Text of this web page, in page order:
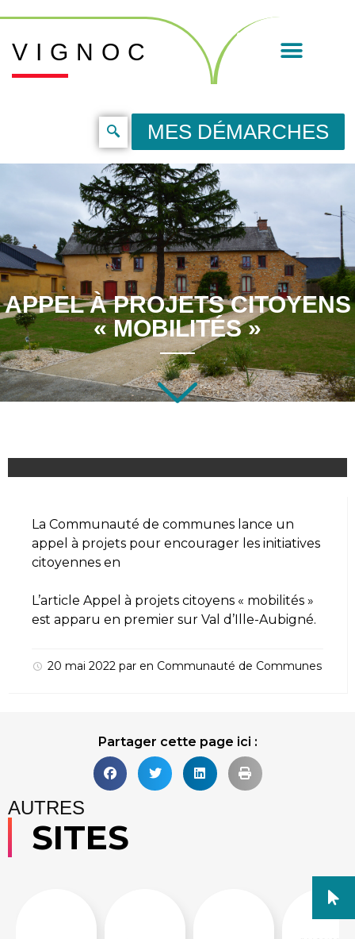
VIGNOC
MES DÉMARCHES
APPEL À PROJETS CITOYENS
« MOBILITÉS »
La Communauté de communes lance un
appel à projets pour encourager les initiatives
citoyennes en
L’article Appel à projets citoyens « mobilités »
est apparu en premier sur Val d’Ille-Aubigné.
20 mai 2022 par en Communauté de Communes
Partager cette page ici :
AUTRES
SITES